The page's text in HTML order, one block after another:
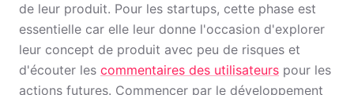
de leur produit. Pour les startups, cette phase est
essentielle car elle leur donne l'occasion d'explorer
leur concept de produit avec peu de risques et
d'écouter les commentaires des utilisateurs pour les
actions futures. Commencer par le développement